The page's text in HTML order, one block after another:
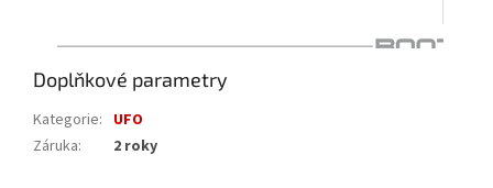
Doplňkové parametry
Kategorie: UFO
Záruka: 2 roky